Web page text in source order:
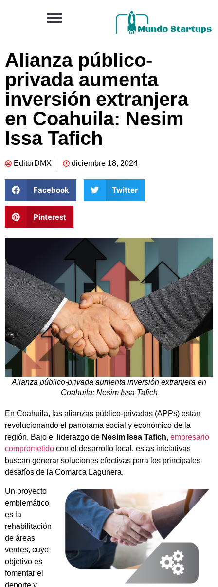
Alianza público-
privada aumenta
inversión extranjera
en Coahuila: Nesim
Issa Tafich
EditorDMX diciembre 18, 2024
Facebook Twitter
Pinterest
Alianza público-privada aumenta inversión extranjera en
Coahuila: Nesim Issa Tafich
En Coahuila, las alianzas público-privadas (APPs) están
revolucionando el panorama social y económico de la
región. Bajo el liderazgo de Nesim Issa Tafich, empresario
comprometido con el desarrollo local, estas iniciativas
buscan generar soluciones efectivas para los principales
desafíos de la Comarca Lagunera.
Un proyecto
emblemático
es la
rehabilitación
de áreas
verdes, cuyo
objetivo es
fomentar el
deporte y